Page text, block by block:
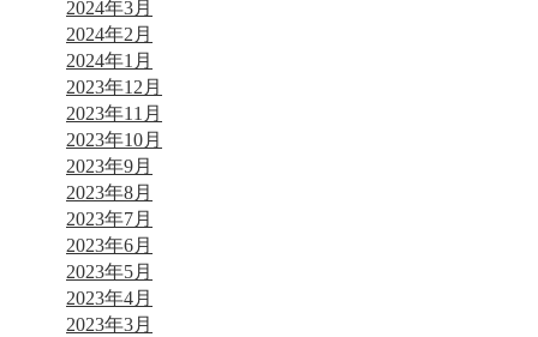
2024年3月
2024年2月
2024年1月
2023年12月
2023年11月
2023年10月
2023年9月
2023年8月
2023年7月
2023年6月
2023年5月
2023年4月
2023年3月